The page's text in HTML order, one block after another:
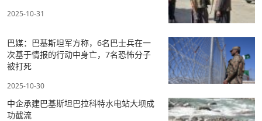
2025-10-31
巴媒：巴基斯坦军方称，6名巴士兵在一
次基于情报的行动中身亡，7名恐怖分子
被打死
2025-10-30
中企承建巴基斯坦巴拉科特水电站大坝成
功截流